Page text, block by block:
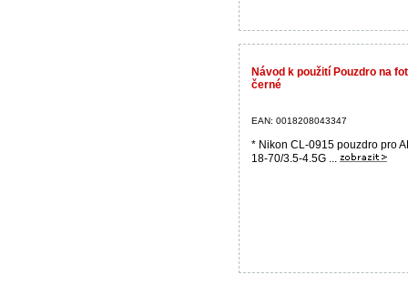
Návod k použití Pouzdro na
černé
EAN: 0018208043347
* Nikon CL-0915 pouzdro pro
18-70/3.5-4.5G ...